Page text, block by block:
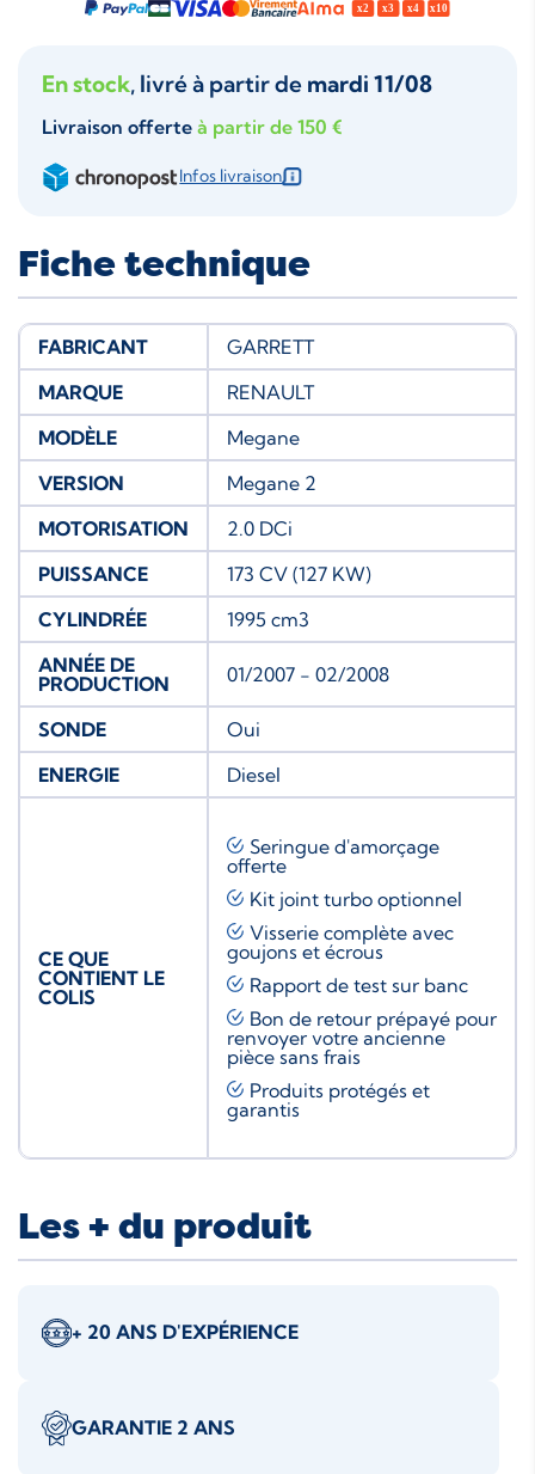
En stock, livré à partir de mardi 11/08
Livraison offerte à partir de 150 €
Infos livraison
Fiche technique
FABRICANT
GARRETT
MARQUE
RENAULT
MODÈLE
Megane
VERSION
Megane 2
MOTORISATION
2.0 DCi
PUISSANCE
173 CV (127 KW)
CYLINDRÉE
1995 cm3
ANNÉE DE
PRODUCTION
01/2007 - 02/2008
SONDE
Oui
ENERGIE
Diesel
CE QUE
CONTIENT LE
COLIS
Seringue d'amorçage
offerte
Kit joint turbo optionnel
Visserie complète avec
goujons et écrous
Rapport de test sur banc
Bon de retour prépayé pour
renvoyer votre ancienne
pièce sans frais
Produits protégés et
garantis
Les + du produit
+ 20 ANS D'EXPÉRIENCE
GARANTIE 2 ANS